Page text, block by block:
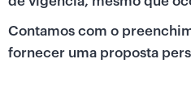
Contamos com o
fornecer uma proposta